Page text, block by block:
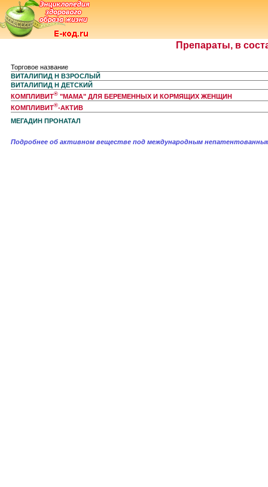
Препараты, в
Торговое название
ВИТАЛИПИД Н ВЗРОСЛЫЙ
ВИТАЛИПИД Н ДЕТСКИЙ
КОМПЛИВИТ® "МАМА" ДЛЯ БЕРЕМЕННЫХ И КОРМЯЩИХ ЖЕНЩИН
КОМПЛИВИТ®-АКТИВ
МЕГАДИН ПРОНАТАЛ
Подробнее об активном веществе под международным